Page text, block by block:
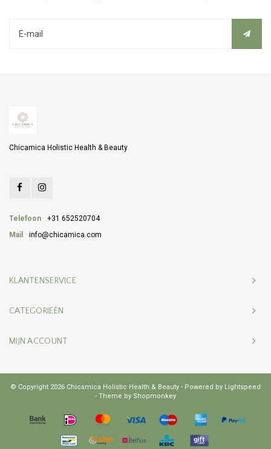
Chicamica Holistic Health & Beauty
Telefoon
+31 652520704
Mail
info@chicamica.com
KLANTENSERVICE
CATEGORIEËN
MIJN ACCOUNT
© Copyright 2026 Chicamica Holistic Health & Beauty - Powered by Lightspeed
- Theme by Shopmonkey